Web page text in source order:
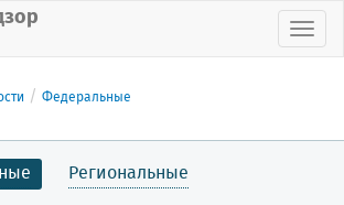
Федеральные
Региональные